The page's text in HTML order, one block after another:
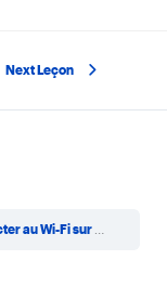
Next Leçon
Wi-Fi sur votre iPad